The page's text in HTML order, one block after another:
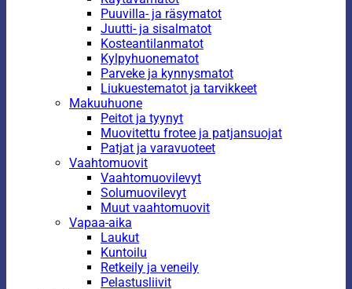
Puuvilla- ja räsymatot
Juutti- ja sisalmatot
Kosteantilanmatot
Kylpyhuonematot
Parveke ja kynnysmatot
Liukuestematot ja tarvikkeet
Makuuhuone
Peitot ja tyynyt
Muovitettu frotee ja patjansuojat
Patjat ja varavuoteet
Vaahtomuovit
Vaahtomuovilevyt
Solumuovilevyt
Muut vaahtomuovit
Vapaa-aika
Laukut
Kuntoilu
Retkeily ja veneily
Pelastusliivit